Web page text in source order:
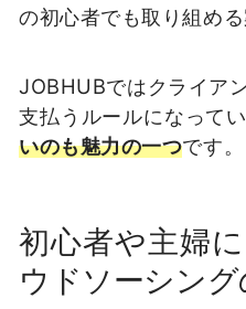
の初心者でも取り組め
JOBHUBではクライア
支払うルールになって
いのも魅力の一つです。
初心者や主婦
ウドソーシン